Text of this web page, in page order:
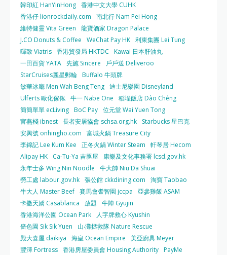
韓印紅 HanYinHong 香港中文大學 CUHK
香港仔 lionrockdaily.com
南北行 Nam Pei Hong
維特健靈 Vita Green
龍寶酒家 Dragon Palace
J.CO Donuts & Coffee
WeChat Pay HK 利東集團 Lei Tung
暉致 Viatris 香港貿發局 HKTDC
Kawai 日本肝油丸
一田百貨 YATA 先施 Sincere
戶戶送 Deliveroo
StarCruises麗星郵輪 Buffalo 牛頭牌
敏華冰廳 Men Wah Beng Teng 迪士尼樂園 Disneyland
Ulferts 歐化傢俬 牛一 Nabe One
稻埕飯店 Dào Chéng
簡簡單單 ecLiving BoC Pay 位元堂 Wai Yuen Tong
官燕棧 ibnest 長者安居協會 schsa.org.hk
Starbucks 星巴克
安興號 onhingho.com
富城火鍋 Treasure City
李錦記 Lee Kum Kee
正冬火鍋 Winter Steam
軒琴居 Hecom
Alipay HK
Ca-Tu-Ya 吉豚屋 康樂及文化事務署 lcsd.gov.hk
永年士多 Wing Nin Noodle
牛大帥 Niu Da Shuai
勞工處 labour.gov.hk 張公館 ckkdining.com
淘寶 Taobao
牛大人 Master Beef 賽馬會耆智園 jccpa
亞參雞飯 ASAM
卡撒天嬌 Casablanca
放題
牛陣 Gyujin
香港海洋公園 Ocean Park 人字牌救心 Kyushin
嗇色園 Sik Sik Yuen
山‧灘拯救隊 Nature Rescue
殿大喜屋 daikiya
海皇 Ocean Empire
美亞廚具 Meyer
豐澤 Fortress 香港房屋委員會 Housing Authority PayMe